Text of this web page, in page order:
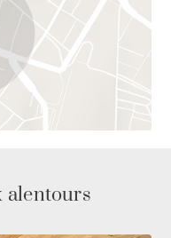
alentours